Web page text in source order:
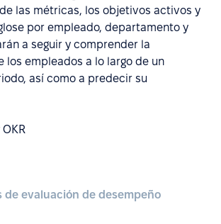
las métricas, los objetivos activos y
por empleado, departamento y
a seguir y comprender la
los empleados a lo largo de un
así como a predecir su
de evaluación de desempeño